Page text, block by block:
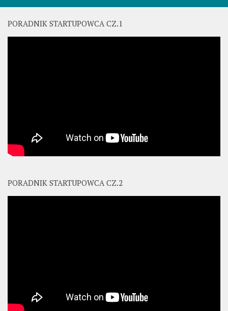
PORADNIK STARTUPOWCA CZ.1
PORADNIK STARTUPOWCA CZ.2